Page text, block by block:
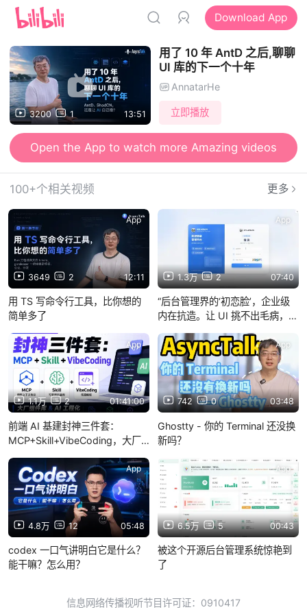
Download App
3200 1 13:51
用了 10 年 AntD 之后,聊聊
UI 库的下一个十年
AnnatarHe
立即播放
Open the App to watch more Amazing videos
100+个相关视频 更多
3649 2 12:11
App
用 TS 写命令行工具，比你想的
简单多了
1.3万 2 07:40
App
“后台管理界的‘初恋脸’，企业级
内在抗造。让 UI 挑不出毛病，让
你业务逻辑不够骚，跟框架没关
系。开箱即用，别让项目输在起
跑线上。
1.1万 2 01:41:00
App
前端 AI 基建封神三件套：
MCP+Skill+VibeCoding，大厂
解
742 0 03:48
App
Ghostty - 你的 Terminal 还没换
新吗？
4.8万 12 05:48
App
codex 一口气讲明白它是什么？
能干嘛？怎么用？
6.5万 5 00:43
App
被这个开源后台管理系统惊艳到
了
信息网络传播视听节目许可证：0910417